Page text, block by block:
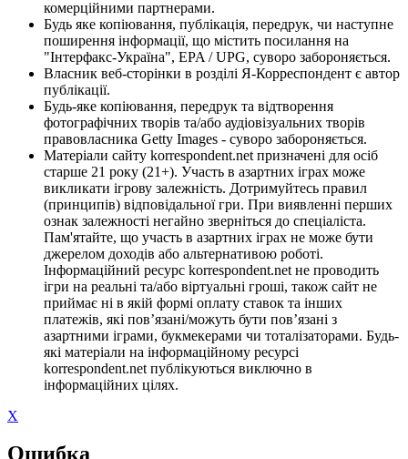
комерційними партнерами.
Будь яке копіювання, публікація, передрук, чи наступне
поширення інформації, що містить посилання на
"Інтерфакс-Україна", EPA / UPG, суворо забороняється.
Власник веб-сторінки в розділі Я-Корреспондент є автор
публікації.
Будь-яке копіювання, передрук та відтворення
фотографічних творів та/або аудіовізуальних творів
правовласника Getty Images - суворо забороняється.
Матеріали сайту korrespondent.net призначені для осіб
старше 21 року (21+). Участь в азартних іграх може
викликати ігрову залежність. Дотримуйтесь правил
(принципів) відповідальної гри. При виявленні перших
ознак залежності негайно зверніться до спеціаліста.
Пам'ятайте, що участь в азартних іграх не може бути
джерелом доходів або альтернативою роботі.
Інформаційний ресурс korrespondent.net не проводить
ігри на реальні та/або віртуальні гроші, також сайт не
приймає ні в якій формі оплату ставок та інших
платежів, які пов’язані/можуть бути пов’язані з
азартними іграми, букмекерами чи тоталізаторами. Будь-
які матеріали на інформаційному ресурсі
korrespondent.net публікуються виключно в
інформаційних цілях.
X
Ошибка